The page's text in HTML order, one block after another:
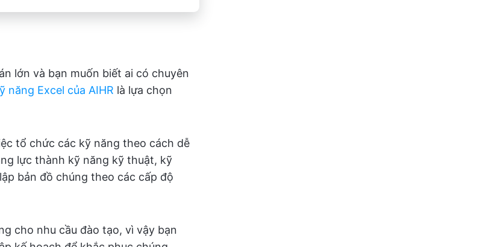
lớn và bạn muốn biết ai có chuyên
năng Excel của AIHR là lựa chọn
tổ chức các kỹ năng theo cách dễ
lực thành kỹ năng kỹ thuật, kỹ
bản đồ chúng theo các cấp độ
cho nhu cầu đào tạo, vì vậy bạn